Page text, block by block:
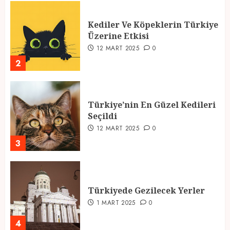
2
Kediler Ve Köpeklerin Türkiye
Üzerine Etkisi
12 MART 2025 0
3
Türkiye’nin En Güzel Kedileri
Seçildi
12 MART 2025 0
4
Türkiyede Gezilecek Yerler
1 MART 2025 0